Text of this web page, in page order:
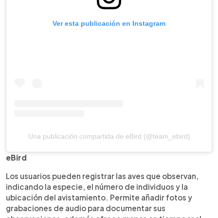
Ver esta publicación en Instagram
Una publicación compartida de eBird (@team_ebird)
eBird
Los usuarios pueden registrar las aves que observan,
indicando la especie, el número de individuos y la
ubicación del avistamiento. Permite añadir fotos y
grabaciones de audio para documentar sus